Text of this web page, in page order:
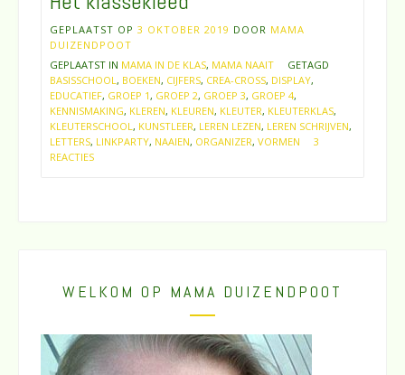
GEPLAATST OP 3 OKTOBER 2019 DOOR MAMA
DUIZENDPOOT
GEPLAATST IN MAMA IN DE KLAS, MAMA NAAIT
GETAGD
BASISSCHOOL, BOEKEN, CIJFERS, CREA-CROSS, DISPLAY,
EDUCATIEF, GROEP 1, GROEP 2, GROEP 3, GROEP 4,
KENNISMAKING, KLEREN, KLEUREN, KLEUTER, KLEUTERKLAS,
KLEUTERSCHOOL, KUNSTLEER, LEREN LEZEN, LEREN SCHRIJVEN,
LETTERS, LINKPARTY, NAAIEN, ORGANIZER, VORMEN
3
REACTIES
WELKOM OP MAMA DUIZENDPOOT